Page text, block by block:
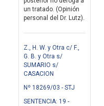
un tratado. (Opinión
personal del Dr. Lutz).
Z., H. W. y Otra c/ F.,
G. B. y Otra s/
SUMARIO s/
CASACION
Nº 18269/03 - STJ
SENTENCIA: 19 -